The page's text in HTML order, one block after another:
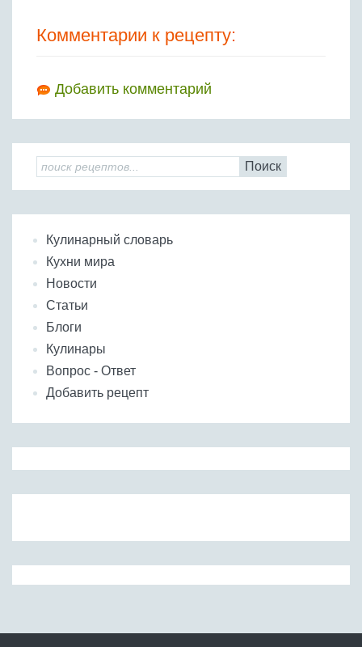
Комментарии к рецепту:
Добавить комментарий
Поиск
Кулинарный словарь
Кухни мира
Новости
Статьи
Блоги
Кулинары
Вопрос - Ответ
Добавить рецепт